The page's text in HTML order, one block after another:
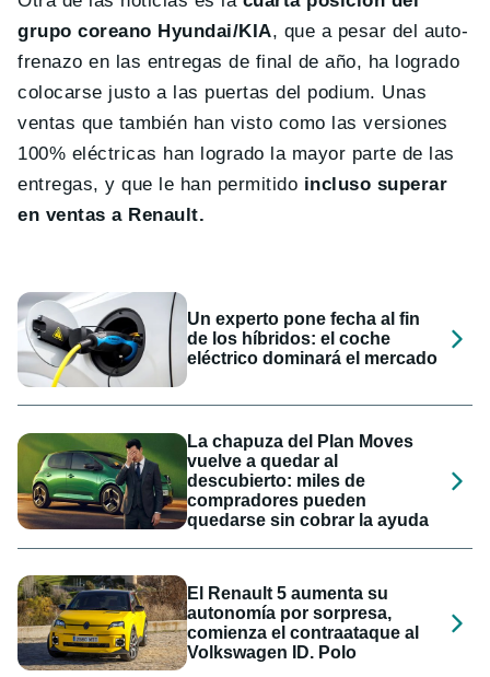
grupo coreano Hyundai/KIA, que a pesar del auto-
frenazo en las entregas de final de año, ha logrado
colocarse justo a las puertas del podium. Unas
ventas que también han visto como las versiones
100% eléctricas han logrado la mayor parte de las
entregas, y que le han permitido incluso superar
en ventas a Renault.
Un experto pone fecha al fin
de los híbridos: el coche
eléctrico dominará el mercado
La chapuza del Plan Moves
vuelve a quedar al
descubierto: miles de
compradores pueden
quedarse sin cobrar la ayuda
El Renault 5 aumenta su
autonomía por sorpresa,
comienza el contraataque al
Volkswagen ID. Polo